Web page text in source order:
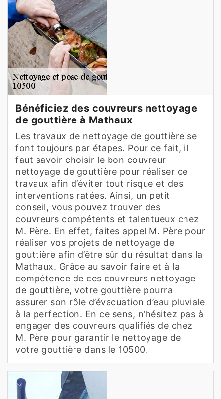
Bénéficiez des couvreurs nettoyage
de gouttière à Mathaux
Les travaux de nettoyage de gouttière se
font toujours par étapes. Pour ce fait, il
faut savoir choisir le bon couvreur
nettoyage de gouttière pour réaliser ce
travaux afin d’éviter tout risque et des
interventions ratées. Ainsi, un petit
conseil, vous pouvez trouver des
couvreurs compétents et talentueux chez
M. Père. En effet, faites appel M. Père pour
réaliser vos projets de nettoyage de
gouttière afin d’être sûr du résultat dans la
Mathaux. Grâce au savoir faire et à la
compétence de ces couvreurs nettoyage
de gouttière, votre gouttière pourra
assurer son rôle d’évacuation d’eau pluviale
à la perfection. En ce sens, n’hésitez pas à
engager des couvreurs qualifiés de chez
M. Père pour garantir le nettoyage de
votre gouttière dans le 10500.